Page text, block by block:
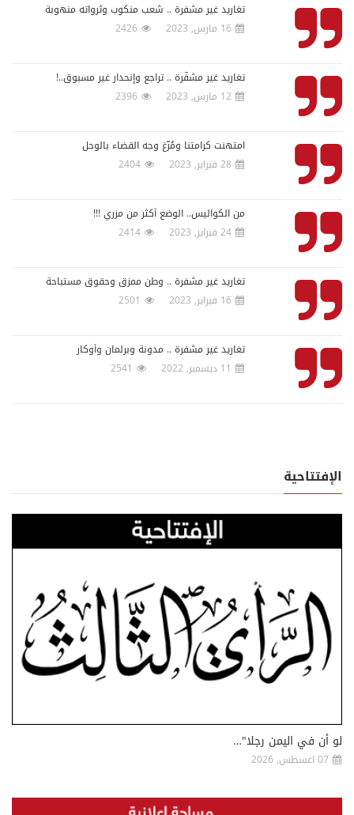
تغاريد غير مشفرة .. شعب منكوب وثرواته منهوبة
16 مارس, 2023
2426
تغاريد غير مشفّرة .. تراجع وإنحدار غير مسبوق..!
12 مارس, 2023
2396
امتهنت كرامتنا ومُرّغ وجه القضاء بالوحل
28 فبراير, 2023
2404
من الكواليس.. الوضع أكثر من مزري !!!
24 فبراير, 2023
2414
تغاريد غير مشفرة .. وطن ممزق وحقوق مستباحة
16 فبراير, 2023
2501
تغاريد غير مشفرة .. مدونة وبرلمان وأوكار
11 ديسمبر, 2022
2541
الإفتتاحية
لو أن في اليمن رجلا"…
07 اغسطس, 2026